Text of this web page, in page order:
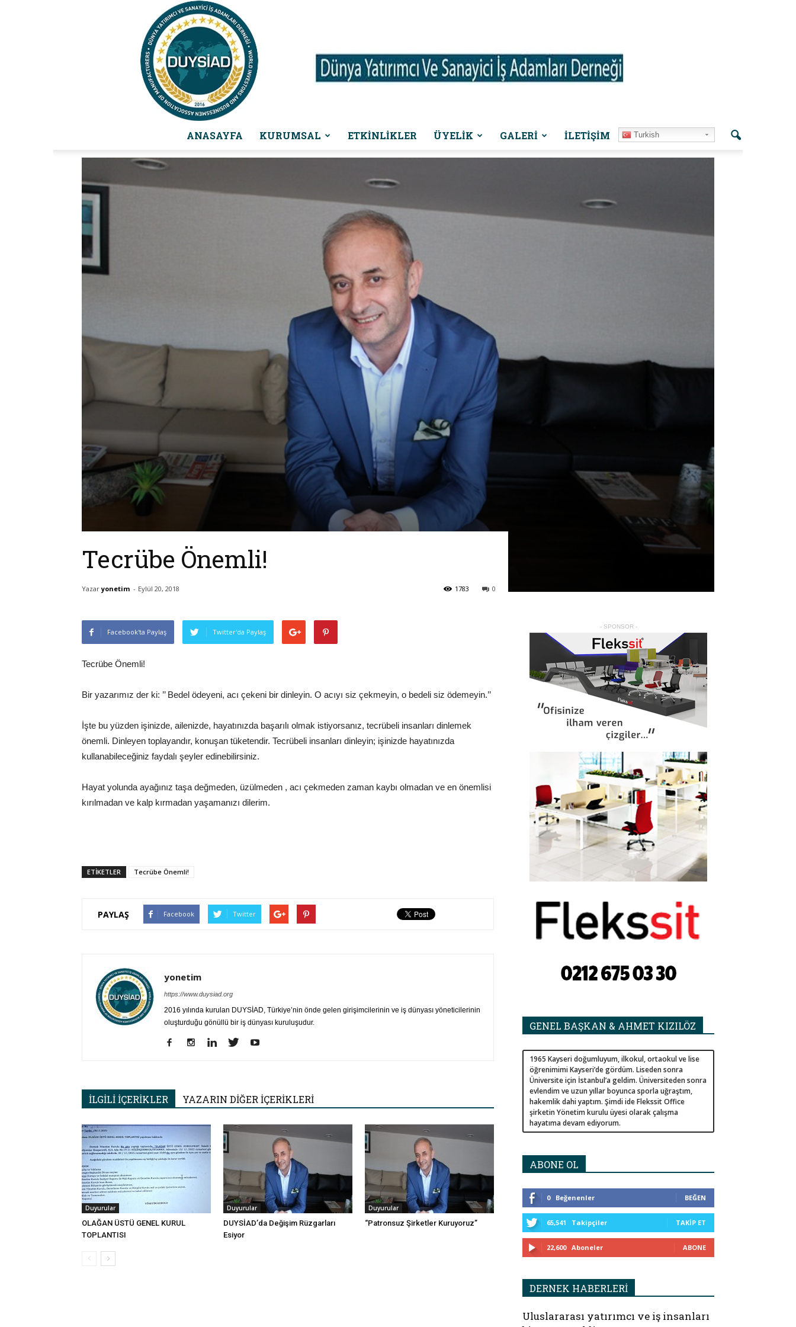
Dünya
Yatırımcı
Sanayi
ANASAYFA KURUMSAL ETKINLIKLER ÜYELİK GALERİ İLETIŞIM Turkish
Tecrübe Önemli!
Yazaryonetim - Eylül 20, 2018 0
1783
Facebook'ta Paylaş Twitter'da Paylaş
Tecrübe Önemli!
Bir yazarımız der ki: ’’ Bedel ödeyeni, acı çekeni bir dinleyin. O acıyı siz çekmeyin, o bedeli siz ödemeyin.’’
İşte bu yüzden işinizde, ailenizde, hayatınızda başarılı olmak istiyorsanız, tecrübeli insanları dinlemek
önemli. Dinleyen toplayandır, konuşan tüketendir. Tecrübeli insanları dinleyin; işinizde hayatınızda
kullanabileceğiniz faydalı şeyler edinebilirsiniz.
Hayat yolunda ayağınız taşa değmeden, üzülmeden , acı çekmeden zaman kaybı olmadan ve en önemlisi
kırılmadan ve kalp kırmadan yaşamanızı dilerim.
ETIKETLER Tecrübe Önemli!
PAYLAŞ Facebook Twitter
yonetim
https://www.duysiad.org
2016 yılında kurulan DUYSİAD, Türkiye’nin önde gelen girişimcilerinin ve iş dünyası yöneticilerinin
oluşturduğu gönüllü bir iş dünyası kuruluşudur.
İLGİLİ İÇERİKLER YAZARIN DİĞER İÇERİKLERİ
Duyurular
OLAĞAN ÜSTÜ GENEL KURUL
TOPLANTISI
Duyurular
DUYSİAD’da Değişim Rüzgarları
Esiyor
Duyurular
“Patronsuz Şirketler Kuruyoruz”
- SPONSOR -
GENEL BAŞKAN & AHMET KIZILÖZ
1965 Kayseri doğumluyum, ilkokul, ortaokul ve lise
öğrenimimi Kayseri’de gördüm. Liseden sonra
Üniversite için İstanbul’a geldim. Üniversiteden sonra
evlendim ve uzun yıllar boyunca sporla uğraştım,
hakemlik dahi yaptım. Şimdi ide Flekssit Office
şirketin Yönetim kurulu üyesi olarak çalışma
hayatıma devam ediyorum.
ABONE OL
0 Beğenenler BEĞEN
65,541 Takipçiler TAKIP ET
22,600 Aboneler ABONE
DERNEK HABERLERİ
Uluslararası yatırımcı ve iş insanları